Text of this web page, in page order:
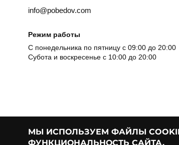
МЫ ИСПОЛЬЗУЕМ ФАЙЛЫ
ФУНКЦИОНАЛЬНОСТЬ САЙТА.
info@pobedov.com
Режим работы
С понедельника по пятницу с 09:00 до 20:00
Субота и воскресенье с 10:00 до 20:00